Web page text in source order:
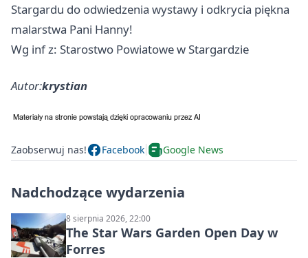
Stargardu do odwiedzenia wystawy i odkrycia piękna
malarstwa Pani Hanny!
Wg inf z: Starostwo Powiatowe w Stargardzie
Autor:krystian
Zaobserwuj nas! Facebook Google News
Nadchodzące wydarzenia
8 sierpnia 2026, 22:00
The Star Wars Garden Open Day w
Forres